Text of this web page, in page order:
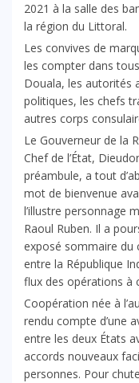
2021 à la salle des
la région du Littoral.
Les convives de
les compter dans
Douala, les autorités
politiques, les chefs
autres corps
Le Gouverneur de la
Chef de l’État,
préambule, a tout
mot de bienvenue
l’illustre personnage
Raoul Ruben. Il a
exposé sommaire du
entre la République
flux des opérations à
Coopération née à
rendu compte d’une
entre les deux États
accords nouveaux
personnes. Pour